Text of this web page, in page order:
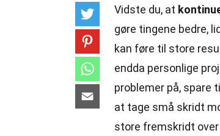
Vidste du, at
gøre tingene bedre,
kan føre til store
endda personlige
problemer på, spare
at tage små skridt
store fremskridt